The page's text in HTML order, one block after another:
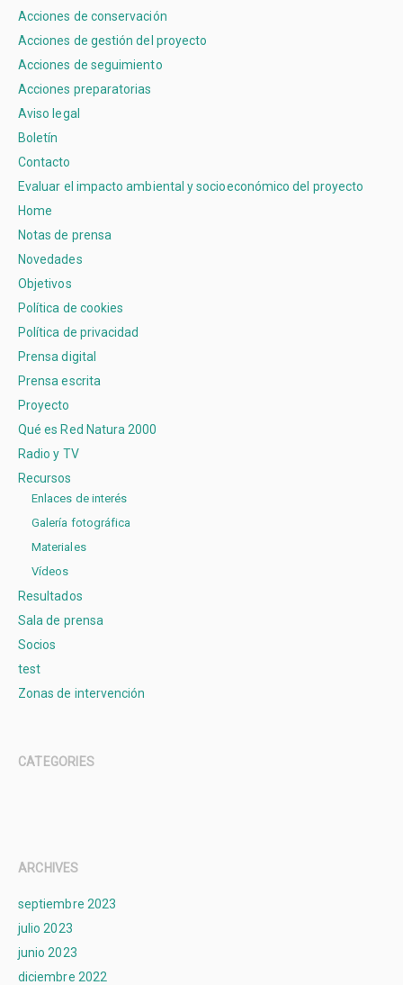
Acciones de conservación
Acciones de gestión del proyecto
Acciones de seguimiento
Acciones preparatorias
Aviso legal
Boletín
Contacto
Evaluar el impacto ambiental y socioeconómico del proyecto
Home
Notas de prensa
Novedades
Objetivos
Política de cookies
Política de privacidad
Prensa digital
Prensa escrita
Proyecto
Qué es Red Natura 2000
Radio y TV
Recursos
Enlaces de interés
Galería fotográfica
Materiales
Vídeos
Resultados
Sala de prensa
Socios
test
Zonas de intervención
CATEGORIES
ARCHIVES
septiembre 2023
julio 2023
junio 2023
diciembre 2022